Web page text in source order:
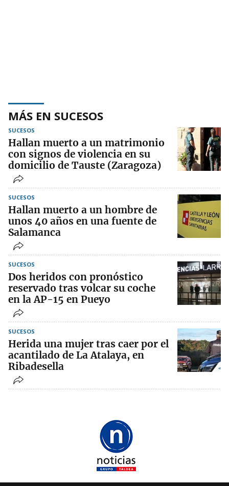
MÁS EN SUCESOS
SUCESOS
Hallan muerto a un matrimonio
con signos de violencia en su
domicilio de Tauste (Zaragoza)
SUCESOS
Hallan muerto a un hombre de
unos 40 años en una fuente de
Salamanca
SUCESOS
Dos heridos con pronóstico
reservado tras volcar su coche
en la AP-15 en Pueyo
SUCESOS
Herida una mujer tras caer por el
acantilado de La Atalaya, en
Ribadesella